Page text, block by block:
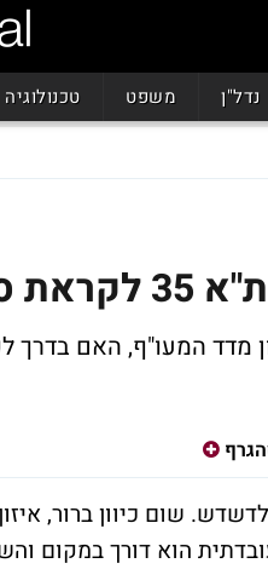
נדל"ן משפט טכנולוגיה
המעו"ף לדשדש. שום כיוון
הוא דורך במקום